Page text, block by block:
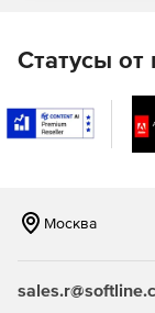
Microsoft
Полный
Статусы от
Москва